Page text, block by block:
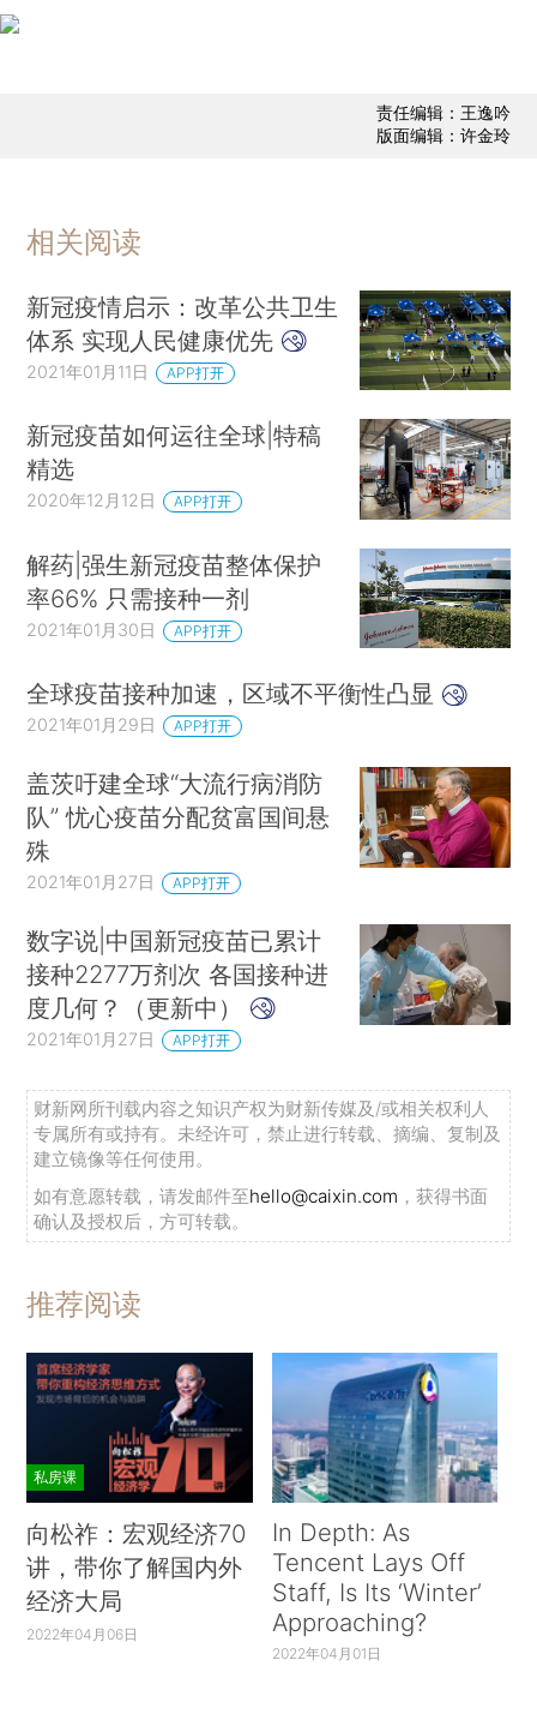
责任编辑：王逸吟
版面编辑：许金玲
相关阅读
新冠疫情启示：改革公共卫生
体系 实现人民健康优先
2021年01月11日 APP打开
新冠疫苗如何运往全球|特稿
精选
2020年12月12日 APP打开
解药|强生新冠疫苗整体保护
率66% 只需接种一剂
2021年01月30日 APP打开
全球疫苗接种加速，区域不平衡性凸显
2021年01月29日 APP打开
盖茨吁建全球“大流行病消防
队” 忧心疫苗分配贫富国间悬
殊
2021年01月27日 APP打开
数字说|中国新冠疫苗已累计
接种2277万剂次 各国接种进
度几何？（更新中）
2021年01月27日 APP打开
财新网所刊载内容之知识产权为财新传媒及/或相关权利人
专属所有或持有。未经许可，禁止进行转载、摘编、复制及
建立镜像等任何使用。
如有意愿转载，请发邮件至hello@caixin.com ，获得书面
确认及授权后，方可转载。
推荐阅读
私房课
向松祚：宏观经济70
讲，带你了解国内外
经济大局
2022年04月06日
In Depth: As
Tencent Lays Off
Staff, Is Its ‘Winter’
Approaching?
2022年04月01日